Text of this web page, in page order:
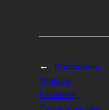
← Précédente :
Youtube
(chasteté):